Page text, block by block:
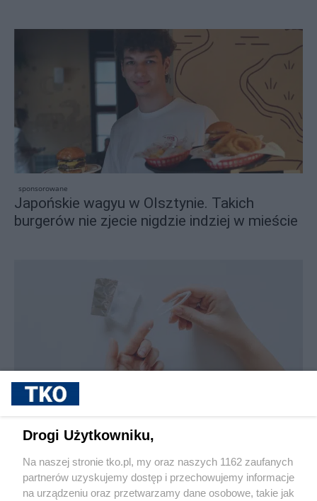
sponsorowane
Japońskie wagyu w Olsztynie. Takich
burgerów nie zjecie nigdzie indziej w mieście
Jak rozpoznać, że soczewki kontaktowe są
Pokaż więcej
Drogi Użytkowniku,
Na naszej stronie tko.pl, my oraz naszych 1162 zaufanych
partnerów uzyskujemy dostęp i przechowujemy informacje
na urządzeniu oraz przetwarzamy dane osobowe, takie jak